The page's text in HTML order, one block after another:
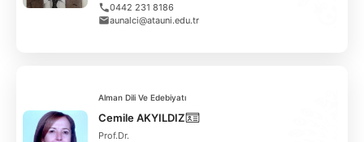
İLETIŞIM
0442 231 8186
aunalci@atauni.edu.tr
Alman Dili Ve Edebiyatı
Cemile AKYILDIZ
Prof.Dr.